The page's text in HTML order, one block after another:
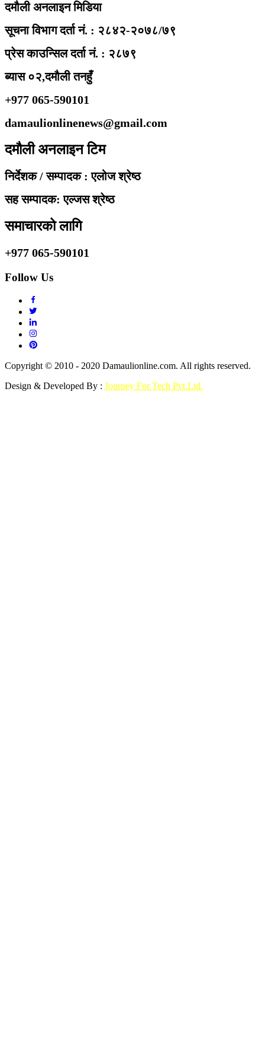
दमौली अनलाइन मिडिया
सूचना विभाग दर्ता नं. : २८४२-२०७८/७९
प्रेस काउन्सिल दर्ता नं. : २८७९
ब्यास ०२,दमौली तनहुँ
+977 065-590101
damaulionlinenews@gmail.com
दमौली अनलाइन टिम
निर्देशक / सम्पादक : एलोज श्रेष्ठ
सह सम्पादक: एल्जस श्रेष्ठ
समाचारको लागि
+977 065-590101
Follow Us
Copyright © 2010 - 2020 Damaulionline.com. All rights reserved.
Design & Developed By : Journey For Tech Pvt.Ltd.